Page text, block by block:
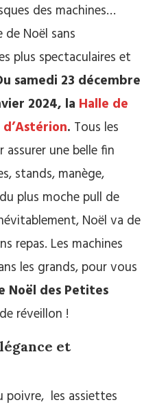
des machines…
Noël sans
plus spectaculaires et
samedi 23 décembre
2024, la Halle de
. Tous les
une belle fin
stands, manège,
plus moche pull de
Noël va de
repas. Les machines
les grands, pour vous
Noël des Petites
réveillon !
et
poivre, les assiettes